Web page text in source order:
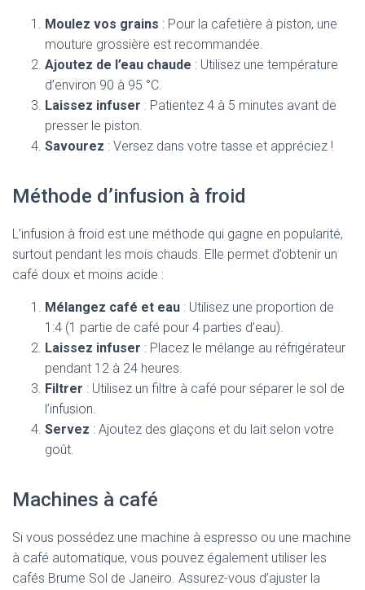
Moulez vos grains : Pour la cafetière à piston, une
mouture grossière est recommandée.
Ajoutez de l’eau chaude : Utilisez une température
d’environ 90 à 95 °C.
Laissez infuser : Patientez 4 à 5 minutes avant de
presser le piston.
Savourez : Versez dans votre tasse et appréciez !
Méthode d’infusion à froid
L’infusion à froid est une méthode qui gagne en popularité,
surtout pendant les mois chauds. Elle permet d’obtenir un
café doux et moins acide :
Mélangez café et eau : Utilisez une proportion de
1:4 (1 partie de café pour 4 parties d’eau).
Laissez infuser : Placez le mélange au réfrigérateur
pendant 12 à 24 heures.
Filtrer : Utilisez un filtre à café pour séparer le sol de
l’infusion.
Servez : Ajoutez des glaçons et du lait selon votre
goût.
Machines à café
Si vous possédez une machine à espresso ou une machine
à café automatique, vous pouvez également utiliser les
cafés Brume Sol de Janeiro. Assurez-vous d’ajuster la